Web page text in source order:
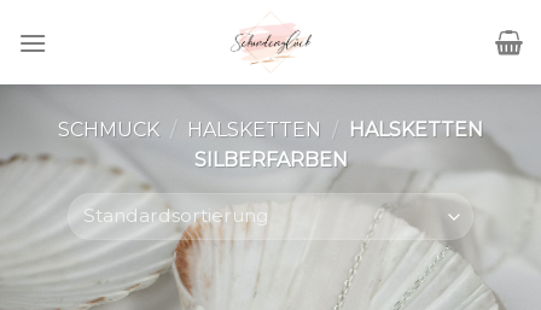
SCHMUCK / HALSKETTEN / HALSKETTEN
SILBERFARBEN